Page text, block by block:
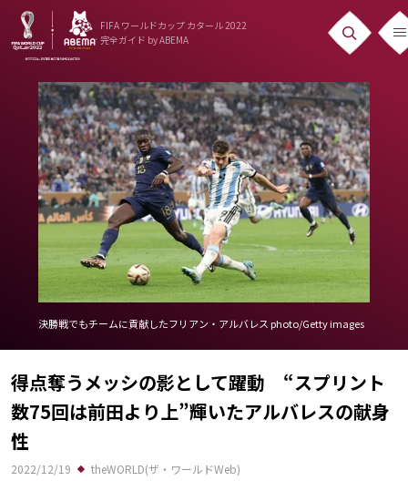
FIFA ワールドカップ カタール 2022
完全ガイド by ABEMA
ニュース
News
出場国
Teams
日本代表
Team Japan
日程・結果
Schedule
ランキング
Ranking
大会について
決勝戦でもチームに貢献したフリアン・アルバレス photo/Getty images
得点奪うメッシの影として躍動 “スプリント
数75回は前田より上”輝いたアルバレスの献身
性
2022/12/19 theWORLD(ザ・ワールドWeb)